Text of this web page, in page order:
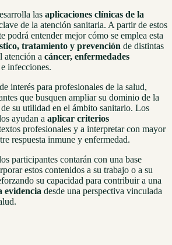
las aplicaciones clínicas de la
de la atención sanitaria. A partir de estos
podrá entender mejor cómo se emplea esta
tratamiento y prevención de distintas
atención a cáncer, enfermedades
infecciones.
interés para profesionales de la salud,
que busquen ampliar su dominio de la
su utilidad en el ámbito sanitario. Los
ayudan a aplicar criterios
profesionales y a interpretar con mayor
respuesta inmune y enfermedad.
participantes contarán con una base
estos contenidos a su trabajo o a su
su capacidad para contribuir a una
evidencia desde una perspectiva vinculada